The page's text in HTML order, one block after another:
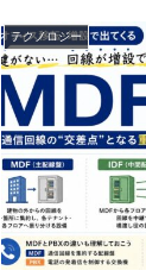
テクノロジー